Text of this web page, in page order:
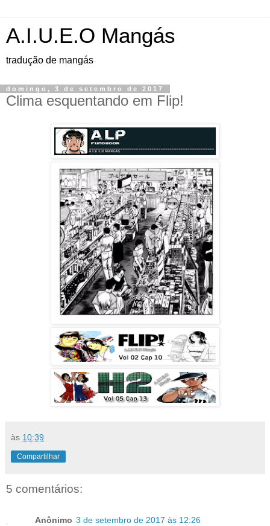
A.I.U.E.O Mangás
tradução de mangás
domingo, 3 de setembro de 2017
Clima esquentando em Flip!
às 10:39
Compartilhar
5 comentários:
Anônimo 3 de setembro de 2017 às 12:26